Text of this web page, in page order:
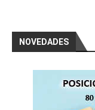
NOVEDADES